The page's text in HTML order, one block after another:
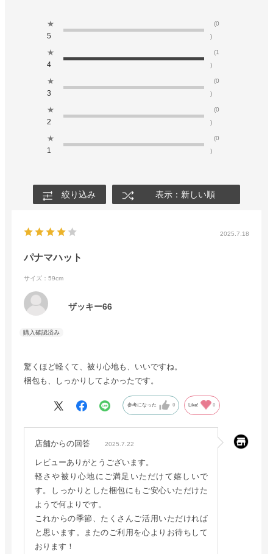
★
5
(0
)
★
4
(1
)
★
3
(0
)
★
2
(0
)
★
1
(0
)
絞り込み 表示：新しい順
2025.7.18
パナマハット
サイズ：59cm
ザッキー66
驚くほど軽くて、被り心地も、いいですね。
梱包も、しっかりしてよかったです。
参考になった 0 Like! 0
店舗からの回答 2025.7.22
レビューありがとうございます。
軽さや被り心地にご満足いただけて嬉しいで
す。しっかりとした梱包にもご安心いただけた
ようで何よりです。
これからの季節、たくさんご活用いただければ
と思います。またのご利用を心よりお待ちして
おります！